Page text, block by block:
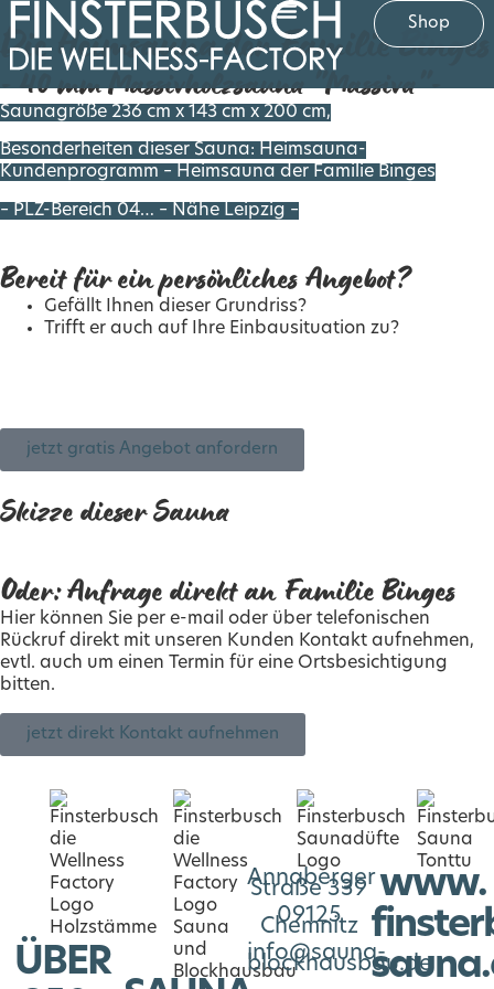
Shop
Die Heimsauna der Familie Binges
- 40 mm Massivholzsauna "Massiva"-
Saunagröße 236 cm x 143 cm x 200 cm,
Besonderheiten dieser Sauna: Heimsauna-
Kundenprogramm – Heimsauna der Familie Binges
– PLZ-Bereich 04… – Nähe Leipzig –
Bereit für ein persönliches Angebot?
Gefällt Ihnen dieser Grundriss?
Trifft er auch auf Ihre Einbausituation zu?
jetzt gratis Angebot anfordern
Skizze dieser Sauna
Oder: Anfrage direkt an Familie Binges
Hier können Sie per e-mail oder über telefonischen
Rückruf direkt mit unseren Kunden Kontakt aufnehmen,
evtl. auch um einen Termin für eine Ortsbesichtigung
bitten.
jetzt direkt Kontakt aufnehmen
ÜBER
Annaberger
Straße 339
09125
Chemnitz
info@sauna-
blockhausbau.de
www.